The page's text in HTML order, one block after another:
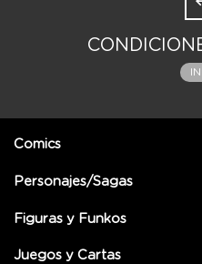
Comics
Personajes/Sagas
Figuras y Funkos
Juegos y Cartas